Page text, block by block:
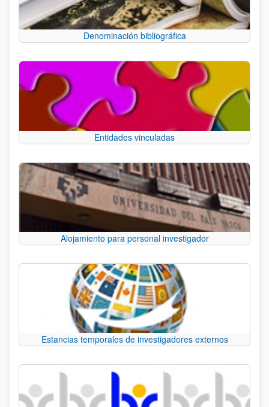
Denominación bibliográfica
Entidades vinculadas
Alojamiento para personal investigador
Estancias temporales de investigadores externos